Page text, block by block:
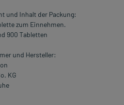
und Inhalt der Packung:
zum Einnehmen.
900 Tabletten
und Hersteller:
KG